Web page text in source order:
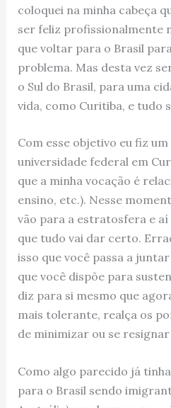
coloquei na minha cabeça
ser feliz profissionalmente
que voltar para o Brasil
problema. Mas desta vez
o Sul do Brasil, para uma
vida, como Curitiba, e tudo
Com esse objetivo eu fiz
universidade federal em
que a minha vocação é
ensino, etc.). Nesse
vão para a estratosfera e
que tudo vai dar certo.
isso que você passa a
que você dispõe para
diz para si mesmo que
mais tolerante, realça os
de minimizar ou se
Como algo parecido já
para o Brasil sendo